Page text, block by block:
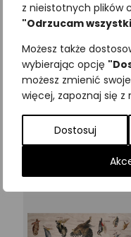
z nieistotnych plików
"Odrzucam
Możesz także
wybierając opcję
możesz zmienić
więcej, zapoznaj się z
Dostosuj
Dębowe meble
– stół edukacyjny ”
drzew i krzewów „
4305,00zł z VAT
Dodaj do koszyka